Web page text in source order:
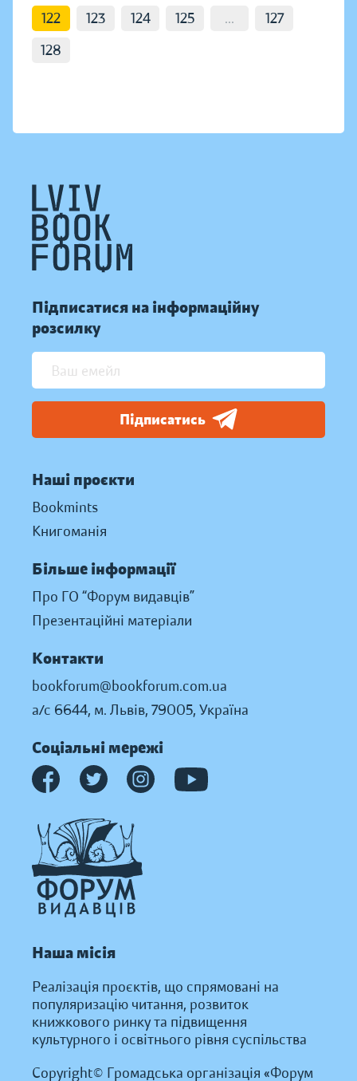
122
123 124 125 ...
127
128
Підписатися на інформаційну
розсилку
Підписатись
Наші проєкти
Bookmints
Книгоманія
Більше інформації
Про ГО “Форум видавців”
Презентаційні матеріали
Контакти
bookforum@bookforum.com.ua
а/с 6644, м. Львів, 79005, Україна
Соціальні мережі
Наша місія
Реалізація проєктів, що спрямовані на
популяризацію читання, розвиток
книжкового ринку та підвищення
культурного і освітнього рівня суспільства
Copyright© Громадська організація «Форум